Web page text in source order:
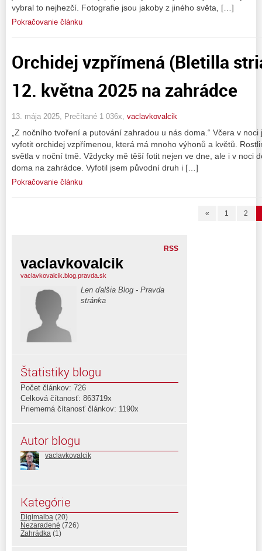
vybral to nejhezčí. Fotografie jsou jakoby z jiného světa, […]
Pokračovanie článku
Orchidej vzpřímená (Bletilla
12. května 2025 na zahrádce
13. mája 2025, Prečítané 1 036x, vaclavkovalcik
„Z nočního tvoření a putování zahradou u nás doma.“ Včera v
vyfotit orchidej vzpřímenou, která má mnoho výhonů a květů.
světla v noční tmě. Vždycky mě těší fotit nejen ve dne, ale i v noci
doma na zahrádce. Vyfotil jsem původní druh i […]
Pokračovanie článku
« 1 2
RSS
vaclavkovalcik
vaclavkovalcik.blog.pravda.sk
Len ďalšia Blog - Pravda
stránka
Štatistiky blogu
Počet článkov: 726
Celková čítanosť: 863719x
Priemerná čítanosť článkov: 1190x
Autor blogu
vaclavkovalcik
Kategórie
Digimalba (20)
Nezaradené (726)
Zahrádka (1)